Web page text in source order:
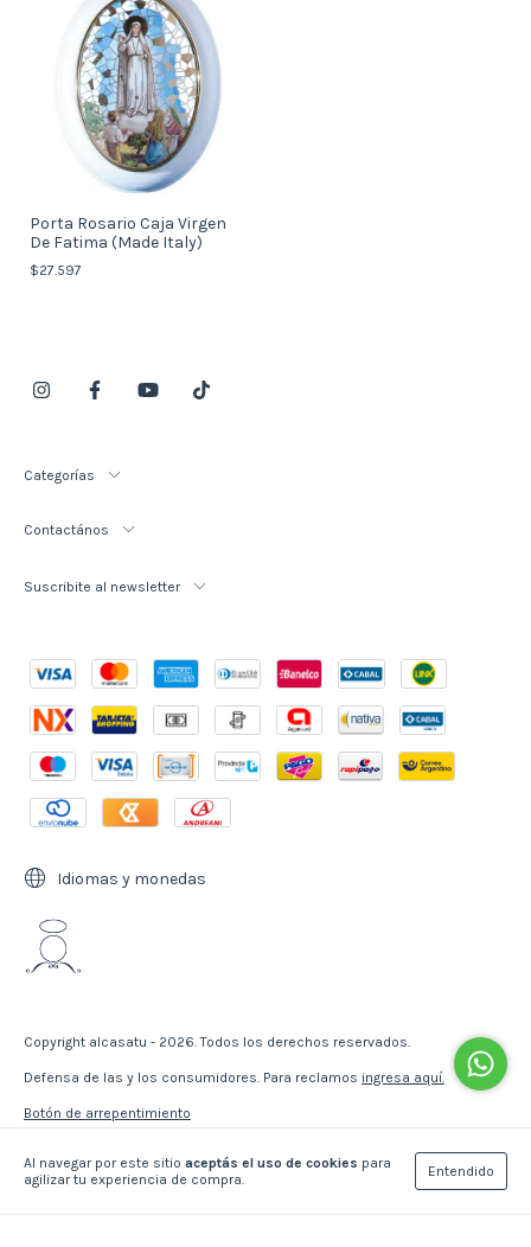
Al navegar por este sitio aceptás el uso de cookies para
agilizar tu experiencia de compra.
Entendido
Porta Rosario Caja Virgen
De Fatima (Made Italy)
$27.597
Categorías
Contactános
Suscribite al newsletter
Idiomas y monedas
Copyright alcasatu - 2026. Todos los derechos reservados.
Defensa de las y los consumidores. Para reclamos ingresa aquí.
Botón de arrepentimiento